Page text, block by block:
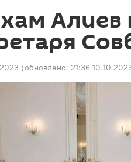
Алиев
(обновлено: 21:36